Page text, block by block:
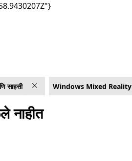
साहसी Windows Mixed Reality
नाहीत